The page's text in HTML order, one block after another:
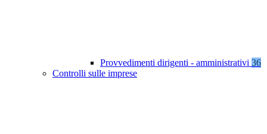
Provvedimenti dirigenti - amministrativi 36
Controlli sulle imprese